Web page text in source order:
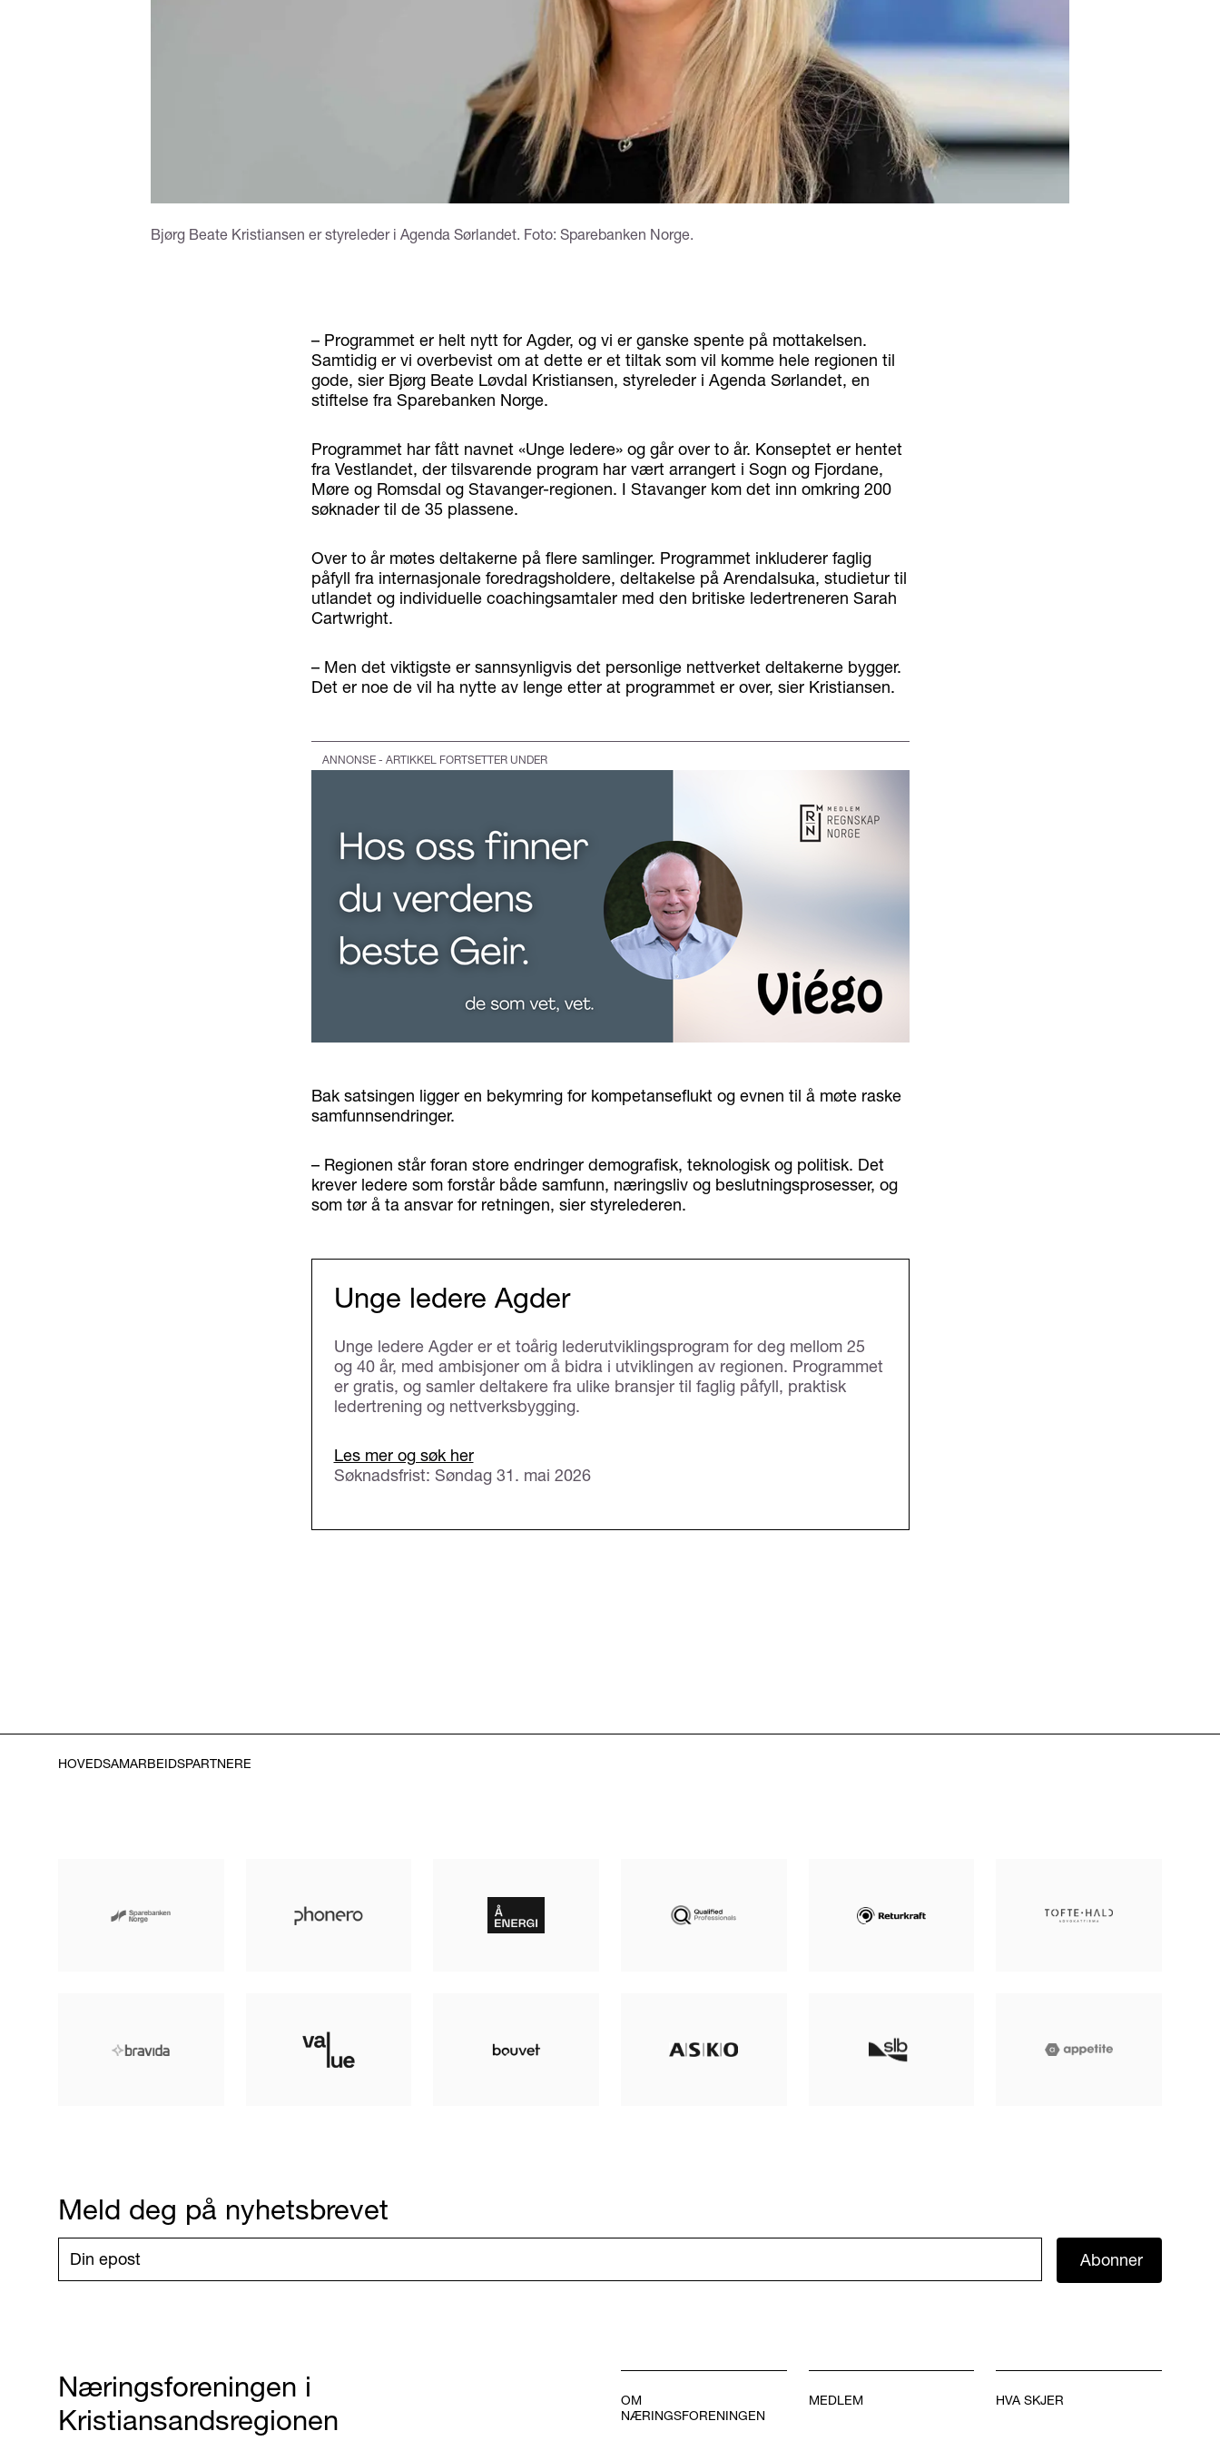
Bjørg Beate Kristiansen er styreleder i Agenda Sørlandet. Foto: Sparebanken Norge.
– Programmet er helt nytt for Agder, og vi er ganske spente på mottakelsen.
Samtidig er vi overbevist om at dette er et tiltak som vil komme hele regionen til
gode, sier Bjørg Beate Løvdal Kristiansen, styreleder i Agenda Sørlandet, en
stiftelse fra Sparebanken Norge.
Programmet har fått navnet «Unge ledere» og går over to år. Konseptet er hentet
fra Vestlandet, der tilsvarende program har vært arrangert i Sogn og Fjordane,
Møre og Romsdal og Stavanger-regionen. I Stavanger kom det inn omkring 200
søknader til de 35 plassene.
Over to år møtes deltakerne på flere samlinger. Programmet inkluderer faglig
påfyll fra internasjonale foredragsholdere, deltakelse på Arendalsuka, studietur til
utlandet og individuelle coachingsamtaler med den britiske ledertreneren Sarah
Cartwright.
– Men det viktigste er sannsynligvis det personlige nettverket deltakerne bygger.
Det er noe de vil ha nytte av lenge etter at programmet er over, sier Kristiansen.
ANNONSE - ARTIKKEL FORTSETTER UNDER
Bak satsingen ligger en bekymring for kompetanseflukt og evnen til å møte raske
samfunnsendringer.
– Regionen står foran store endringer demografisk, teknologisk og politisk. Det
krever ledere som forstår både samfunn, næringsliv og beslutningsprosesser, og
som tør å ta ansvar for retningen, sier styrelederen.
Unge ledere Agder
Unge ledere Agder er et toårig lederutviklingsprogram for deg mellom 25
og 40 år, med ambisjoner om å bidra i utviklingen av regionen. Programmet
er gratis, og samler deltakere fra ulike bransjer til faglig påfyll, praktisk
ledertrening og nettverksbygging.
Les mer og søk her
Søknadsfrist: Søndag 31. mai 2026
HOVEDSAMARBEIDSPARTNERE
Meld deg på nyhetsbrevet
Abonner
Næringsforeningen i
Kristiansandsregionen
OM
NÆRINGSFORENINGEN
MEDLEM HVA SKJER